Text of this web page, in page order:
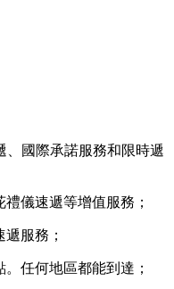
、國際承諾服務和限時遞
儀速遞等增值服務；
服務；
任何地區都能到達；